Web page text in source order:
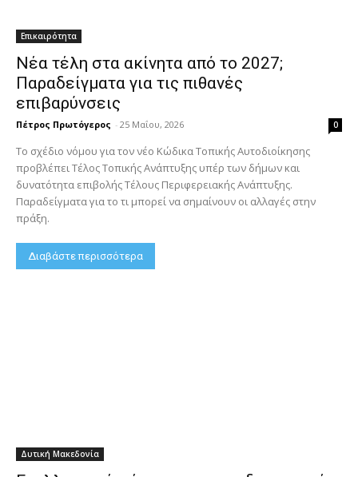
Επικαιρότητα
Νέα τέλη στα ακίνητα από το 2027;
Παραδείγματα για τις πιθανές
επιβαρύνσεις
Πέτρος Πρωτόγερος - 25 Μαΐου, 2026 0
Το σχέδιο νόμου για τον νέο Κώδικα Τοπικής Αυτοδιοίκησης
προβλέπει Τέλος Τοπικής Ανάπτυξης υπέρ των δήμων και
δυνατότητα επιβολής Τέλους Περιφερειακής Ανάπτυξης.
Παραδείγματα για το τι μπορεί να σημαίνουν οι αλλαγές στην
πράξη.
Διαβάστε περισσότερα
Δυτική Μακεδονία